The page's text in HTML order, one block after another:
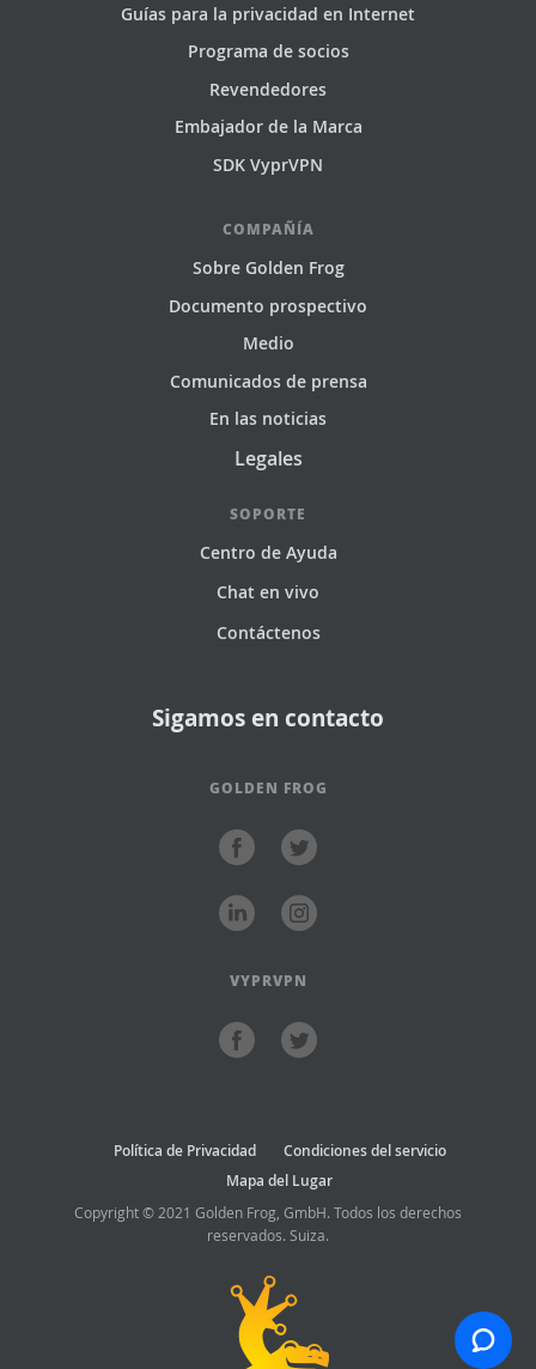
Guías para la privacidad en Internet
Programa de socios
Revendedores
Embajador de la Marca
SDK VyprVPN
COMPAÑÍA
Sobre Golden Frog
Documento prospectivo
Medio
Comunicados de prensa
En las noticias
Legales
SOPORTE
Centro de Ayuda
Chat en vivo
Contáctenos
Sigamos en contacto
GOLDEN FROG
VYPRVPN
Política de Privacidad
Condiciones del servicio
Mapa del Lugar
Copyright © 2021 Golden Frog, GmbH. Todos los derechos
reservados. Suiza.